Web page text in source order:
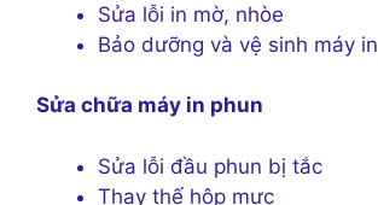
Sửa lỗi in mờ, nhòe
Bảo dưỡng và vệ sinh máy in
Sửa chữa máy in phun
Sửa lỗi đầu phun bị tắc
Thay thế hộp mực